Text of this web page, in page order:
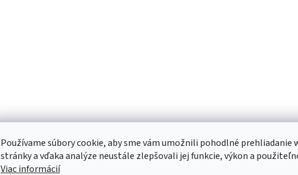
Používame súbory cookie, aby sme vám umožnili pohodlné prehliadanie
stránky a vďaka analýze neustále zlepšovali jej funkcie, výkon a
Viac informácií